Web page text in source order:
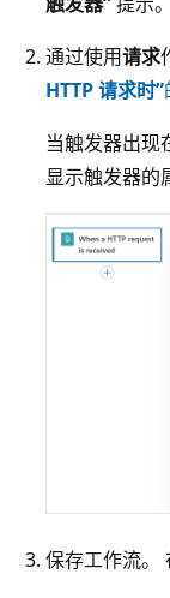
通过使用请求
HTTP 请求时”
当触发器出现
显示触发器的
保存工作流。